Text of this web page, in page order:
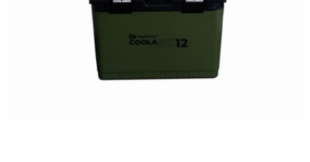
chosen
the
product
page